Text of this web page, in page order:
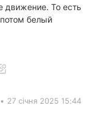
движение. То есть
белый
• 27 січня 2025 15:44